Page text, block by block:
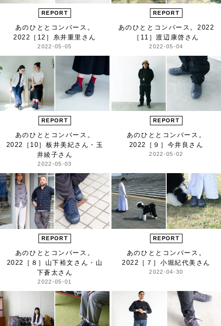
REPORT
あのひととコンバース。
2022 ［12］糸井重里さん
2022-05-05
REPORT
あのひととコンバース。2022
［11］渡辺康啓さん
2022-05-04
REPORT
あのひととコンバース。
2022
［10］板井美紀さん・玉
井綾子さん
2022-05-03
REPORT
あのひととコンバース。
2022
［９］今井良さん
2022-05-02
REPORT
あのひととコンバース。
2022
［８］山下裕文さん・山
下蒼太さん
2022-05-01
REPORT
あのひととコンバース。
2022 ［７］小堀紀代美さん
2022-04-30